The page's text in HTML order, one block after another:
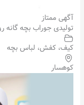
آگهی ممتاز
تولیدی جوراب بچه گانه
کیف، کفش، لباس بچه
کوهسار